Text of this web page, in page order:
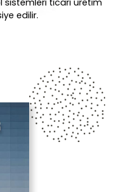
sistemleri ticari üretim
edilir.